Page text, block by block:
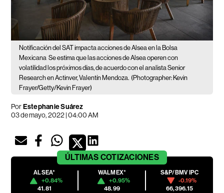
Notificación del SAT impacta acciones de Alsea en la Bolsa
Mexicana Se estima que las acciones de Alsea operen con
volatilidad los próximos días, de acuerdo con el analista Senior
Research en Actinver, Valentín Mendoza. (Photographer: Kevin
Frayer/Getty/Kevin Frayer)
PorEstephanie Suárez
03 de mayo, 2022 | 04:00 AM
ÚLTIMAS COTIZACIONES
ALSEA*
+0.84%
41.81
WALMEX*
+0.95%
48.99
S&P/BMV IPC
-0.19%
66,396.15